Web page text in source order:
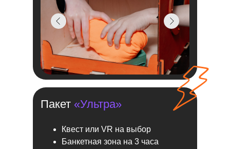
Пакет «Ультра»
Квест или VR на выбор
Банкетная зона на 3 часа